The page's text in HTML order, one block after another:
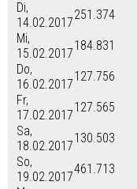
Di,
14.02.2017
251.374
Mi,
15.02.2017
184.831
Do,
16.02.2017
127.756
Fr,
17.02.2017
127.565
Sa,
18.02.2017
130.503
So,
19.02.2017
461.713